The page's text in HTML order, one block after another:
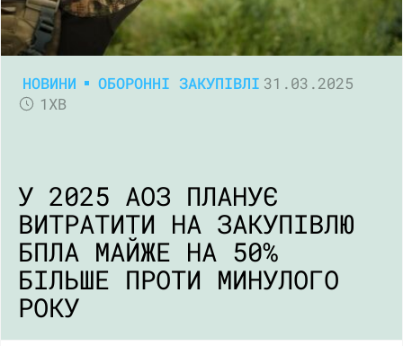
НОВИНИ ОБОРОННІ ЗАКУПІВЛІ 31.03.2025
1ХВ
У 2025 АОЗ ПЛАНУЄ
ВИТРАТИТИ НА ЗАКУПІВЛЮ
БПЛА МАЙЖЕ НА 50%
БІЛЬШЕ ПРОТИ МИНУЛОГО
РОКУ